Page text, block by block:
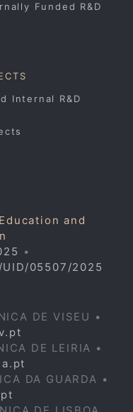
Funded R&D
Internal R&D
and
•
05507/2025
DE VISEU •
DE LEIRIA •
DA GUARDA •